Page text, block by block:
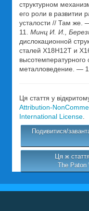
структурном
его роли в развитии
усталости // Там же.
11. Минц И. И.,
дислокационной
сталей Х18Н12Т и
металловедение. —
Ця стаття у
Attribution-
International License
Подивитися/
Ця ж
The Paton